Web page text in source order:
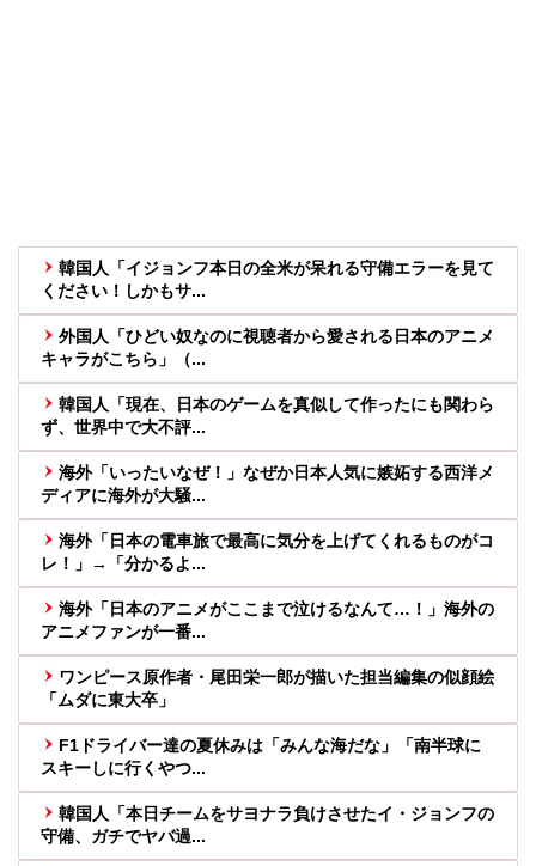
韓国人「イジョンフ本日の全米が呆れる守備エラーを見て
ください！しかもサ...
外国人「ひどい奴なのに視聴者から愛される日本のアニメ
キャラがこちら」（...
韓国人「現在、日本のゲームを真似して作ったにも関わら
ず、世界中で大不評...
海外「いったいなぜ！」なぜか日本人気に嫉妬する西洋メ
ディアに海外が大騒...
海外「日本の電車旅で最高に気分を上げてくれるものがコ
レ！」→「分かるよ...
海外「日本のアニメがここまで泣けるなんて…！」海外の
アニメファンが一番...
ワンピース原作者・尾田栄一郎が描いた担当編集の似顔絵
「ムダに東大卒」
F1ドライバー達の夏休みは「みんな海だな」「南半球に
スキーしに行くやつ...
韓国人「本日チームをサヨナラ負けさせたイ・ジョンフの
守備、ガチでヤバ過...